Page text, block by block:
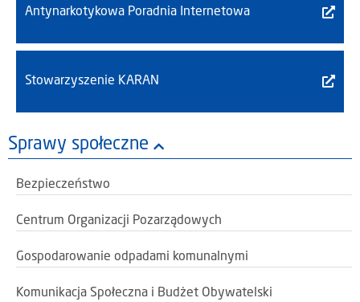
Sprawy społeczne
Bezpieczeństwo
Centrum Organizacji Pozarządowych
Gospodarowanie odpadami komunalnymi
Komunikacja Społeczna i Budżet Obywatelski
Antynarkotykowa Poradnia Internetowa
Stowarzyszenie KARAN